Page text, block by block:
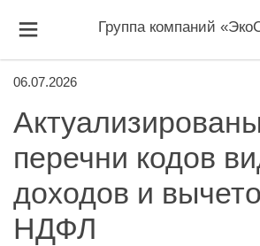
Группа компаний
06.07.2026
Актуализированы
перечни кодов
доходов и
НДФЛ